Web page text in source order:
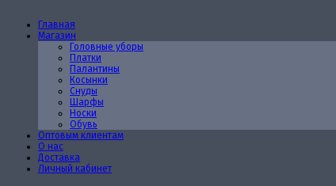
Главная
Магазин
Головные уборы
Платки
Палантины
Косынки
Снуды
Шарфы
Носки
Обувь
Оптовым клиентам
О нас
Доставка
Личный кабинет